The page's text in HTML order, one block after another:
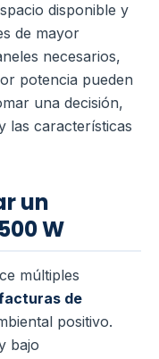
disponible y
de mayor
necesarios,
potencia pueden
una decisión,
las características
un
W
múltiples
de
positivo.
bajo